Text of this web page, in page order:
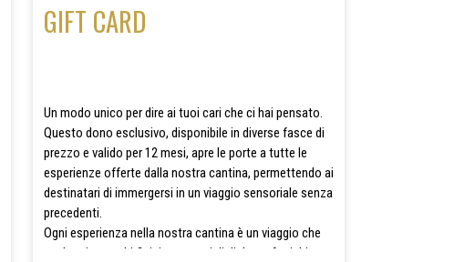
GIFT CARD
Un modo unico per dire ai tuoi cari che ci hai pensato.
Questo dono esclusivo, disponibile in diverse fasce di
prezzo e valido per 12 mesi, apre le porte a tutte le
esperienze offerte dalla nostra cantina, permettendo ai
destinatari di immergersi in un viaggio sensoriale senza
precedenti.
Ogni esperienza nella nostra cantina è un viaggio che
esplora i meandri fisici e sensoriali di Jerzu Antichi